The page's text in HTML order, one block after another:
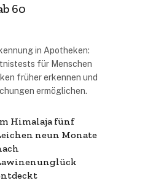
60
in Apotheken:
für Menschen
früher erkennen und
ermöglichen.
Himalaja fünf
neun Monate